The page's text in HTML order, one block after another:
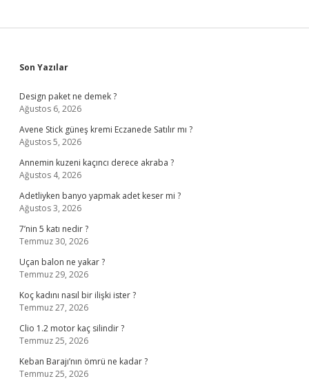
Sidebar
Son Yazılar
Design paket ne demek ?
Ağustos 6, 2026
Avene Stick güneş kremi Eczanede Satılır mı ?
Ağustos 5, 2026
Annemin kuzeni kaçıncı derece akraba ?
Ağustos 4, 2026
Adetliyken banyo yapmak adet keser mi ?
Ağustos 3, 2026
7’nin 5 katı nedir ?
Temmuz 30, 2026
Uçan balon ne yakar ?
Temmuz 29, 2026
Koç kadını nasıl bir ilişki ister ?
Temmuz 27, 2026
Clio 1.2 motor kaç silindir ?
Temmuz 25, 2026
Keban Barajı’nın ömrü ne kadar ?
Temmuz 25, 2026